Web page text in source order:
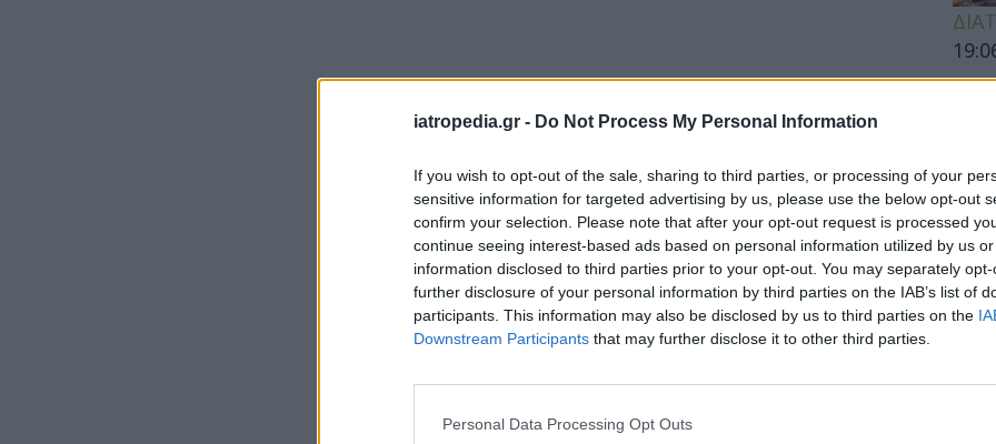
iatropedia.gr - Do Not Process My Personal Information
If you wish to opt-out of the sale, sharing to third parties, or processing of your
sensitive information for targeted advertising by us, please use the below opt-out
confirm your selection. Please note that after your opt-out request is processed
continue seeing interest-based ads based on personal information utilized by us
information disclosed to third parties prior to your opt-out. You may separately
further disclosure of your personal information by third parties on the IAB’s list of
participants. This information may also be disclosed by us to third parties on the
Downstream Participants that may further disclose it to other third parties.
Personal Data Processing Opt Outs